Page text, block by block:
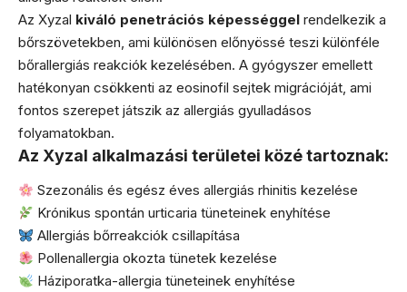
Az Xyzal kiváló penetrációs képességgel rendelkezik a
bőrszövetekben, ami különösen előnyössé teszi különféle
bőrallergiás reakciók kezelésében. A gyógyszer emellett
hatékonyan csökkenti az eosinofil sejtek migrációját, ami
fontos szerepet játszik az allergiás gyulladásos
folyamatokban.
Az Xyzal alkalmazási területei közé tartoznak:
Szezonális és egész éves allergiás rhinitis kezelése
Krónikus spontán urticaria tüneteinek enyhítése
Allergiás bőrreakciók csillapítása
Pollenallergia okozta tünetek kezelése
Háziporatka-allergia tüneteinek enyhítése